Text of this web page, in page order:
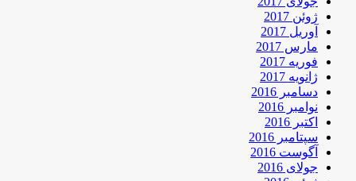
ژوئن 2017
آوریل 2017
مارس 2017
فوریه 2017
ژانویه 2017
دسامبر 2016
نوامبر 2016
اکتبر 2016
سپتامبر 2016
آگوست 2016
جولای 2016